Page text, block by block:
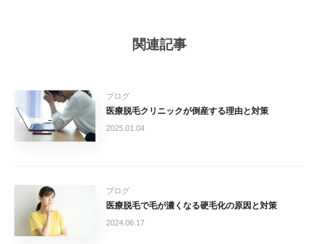
関連記事
ブログ
医療脱毛クリニックが倒産する理由と対策
2025.01.04
ブログ
医療脱毛で毛が濃くなる硬毛化の原因と対策
2024.06.17